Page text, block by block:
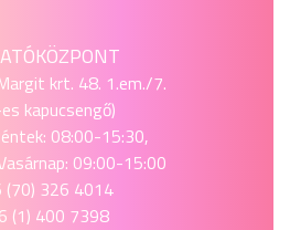
krt. 48. 1.em./7.
kapucsengő)
08:00-15:30,
09:00-15:00
(70) 326 4014
(1) 400 7398